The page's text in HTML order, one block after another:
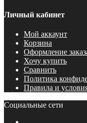
Личный кабинет
Мой аккаунт
Корзина
Оформление
Хочу купить
Сравнить
Политика
Правила и
Социальные сети